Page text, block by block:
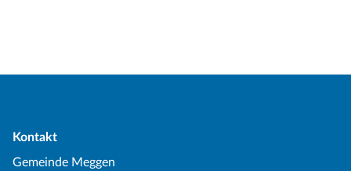
Kontakt
Gemeinde Meggen